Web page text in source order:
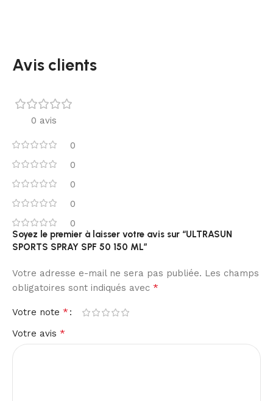
Avis clients
0 avis
0
0
0
0
0
Soyez le premier à laisser votre avis sur “ULTRASUN
SPORTS SPRAY SPF 50 150 ML”
Votre adresse e-mail ne sera pas publiée. Les champs
obligatoires sont indiqués avec *
Votre note *
Votre avis *